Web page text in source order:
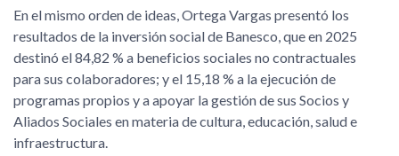
En el mismo orden de ideas, Ortega Vargas presentó los
resultados de la inversión social de Banesco, que en 2025
destinó el 84,82 % a beneficios sociales no contractuales
para sus colaboradores; y el 15,18 % a la ejecución de
programas propios y a apoyar la gestión de sus Socios y
Aliados Sociales en materia de cultura, educación, salud e
infraestructura.